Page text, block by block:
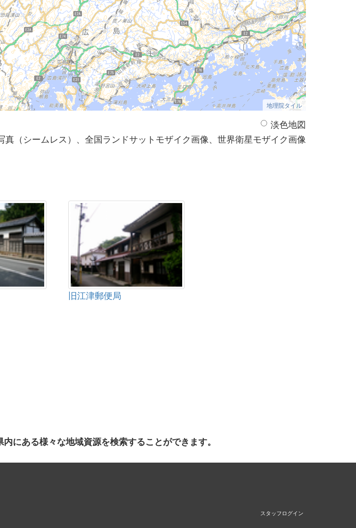
地理院タイル
淡色地図
真（シームレス）、全国ランドサットモザイク画像、世界衛星モザイク画像
旧江津郵便局
にある様々な地域資源を検索することができます。
スタッフログイン